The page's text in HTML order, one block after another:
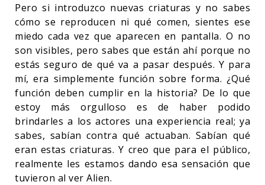
Pero si introduzco nuevas criaturas y no sabes
cómo se reproducen ni qué comen, sientes ese
miedo cada vez que aparecen en pantalla. O no
son visibles, pero sabes que están ahí porque no
estás seguro de qué va a pasar después. Y para
mí, era simplemente función sobre forma. ¿Qué
función deben cumplir en la historia? De lo que
estoy más orgulloso es de haber podido
brindarles a los actores una experiencia real; ya
sabes, sabían contra qué actuaban. Sabían qué
eran estas criaturas. Y creo que para el público,
realmente les estamos dando esa sensación que
tuvieron al ver Alien.